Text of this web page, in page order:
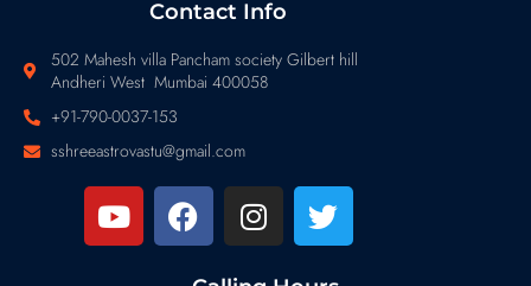
Contact Info
502 Mahesh villa Pancham society Gilbert hill
Andheri West Mumbai 400058
+91-790-0037-153
sshreeastrovastu@gmail.com